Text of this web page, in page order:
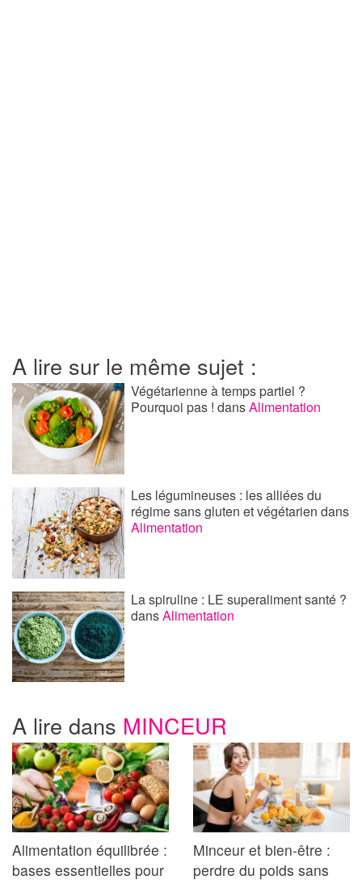
A lire sur le même sujet :
Végétarienne à temps partiel ?
Pourquoi pas !dansAlimentation
Les légumineuses : les alliées du
régime sans gluten et végétariendans
Alimentation
La spiruline : LE superaliment santé ?
dansAlimentation
A lire dans MINCEUR
Alimentation équilibrée :
bases essentielles pour
Minceur et bien-être :
perdre du poids sans